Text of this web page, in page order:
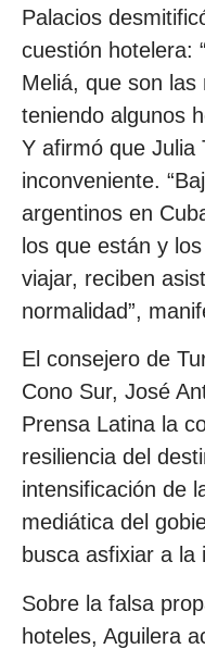
Palacios
cuestión hotelera:
Meliá, que son
teniendo algunos
Y afirmó que Julia
inconveniente.
argentinos en
los que están y
viajar, reciben
normalidad”,
El consejero de
Cono Sur, José
Prensa Latina la
resiliencia del
intensificación de
mediática del
busca asfixiar a la
Sobre la falsa
hoteles, Aguilera